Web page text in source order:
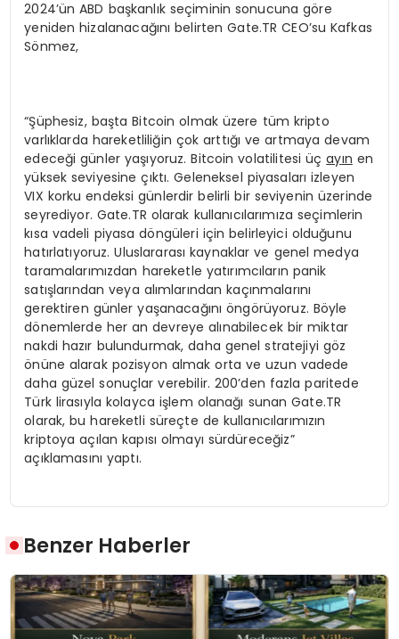
2024’ün ABD başkanlık seçiminin sonucuna göre
yeniden hizalanacağını belirten Gate.TR CEO’su Kafkas
Sönmez,
“Şüphesiz, başta Bitcoin olmak üzere tüm kripto
varlıklarda hareketliliğin çok arttığı ve artmaya devam
edeceği günler yaşıyoruz. Bitcoin volatilitesi üçayın en
yüksek seviyesine çıktı. Geleneksel piyasaları izleyen
VIX korku endeksi günlerdir belirli bir seviyenin üzerinde
seyrediyor. Gate.TR olarak kullanıcılarımıza seçimlerin
kısa vadeli piyasa döngüleri için belirleyici olduğunu
hatırlatıyoruz. Uluslararası kaynaklar ve genel medya
taramalarımızdan hareketle yatırımcıların panik
satışlarından veya alımlarından kaçınmalarını
gerektiren günler yaşanacağını öngörüyoruz. Böyle
dönemlerde her an devreye alınabilecek bir miktar
nakdi hazır bulundurmak, daha genel stratejiyi göz
önüne alarak pozisyon almak orta ve uzun vadede
daha güzel sonuçlar verebilir. 200’den fazla paritede
Türk lirasıyla kolayca işlem olanağı sunan Gate.TR
olarak, bu hareketli süreçte de kullanıcılarımızın
kriptoya açılan kapısı olmayı sürdüreceğiz”
açıklamasını yaptı.
Benzer Haberler